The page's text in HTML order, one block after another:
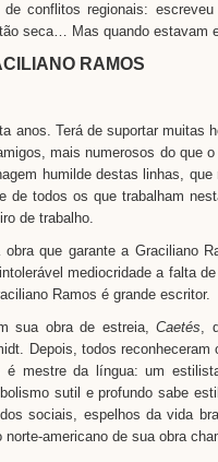
conflitos regionais:
seca… Mas quando estavam
RAMOS
anos. Terá de suportar muitas
mais numerosos do que
humilde destas linhas,
de todos os que trabalham
de trabalho.
que garante a Graciliano
mediocridade a falta
Ramos é grande escritor.
sua obra de estreia,Caetés,
Depois, todos
é mestre da língua: um
sutil e profundo sabe
sociais, espelhos da vida
americano de sua obra